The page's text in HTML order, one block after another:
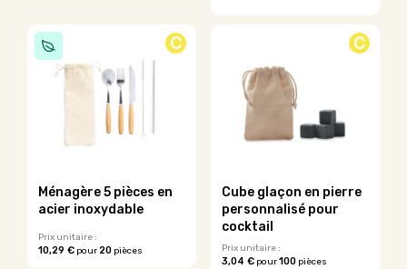
plusieurs
variations.
Les
options
page
plusieurs
variations.
options
peuvent
sur
page
produit
C
Ménagère 5 pièces en
acier inoxydable
Prix unitaire :
10,29 € pour20 pièces
C
Cube glaçon en pierre
personnalisé pour
cocktail
Prix unitaire :
3,04 €pour100pièces